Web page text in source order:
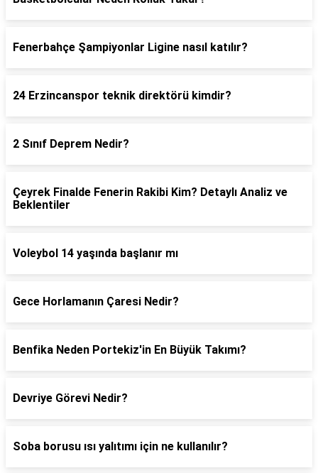
Fenerbahçe Şampiyonlar Ligine nasıl katılır?
24 Erzincanspor teknik direktörü kimdir?
2 Sınıf Deprem Nedir?
Çeyrek Finalde Fenerin Rakibi Kim? Detaylı Analiz ve
Beklentiler
Voleybol 14 yaşında başlanır mı
Gece Horlamanın Çaresi Nedir?
Benfika Neden Portekiz'in En Büyük Takımı?
Devriye Görevi Nedir?
Soba borusu ısı yalıtımı için ne kullanılır?